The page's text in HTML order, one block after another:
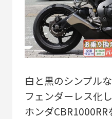
白と黒のシンプル
フェンダーレス化
ホンダ